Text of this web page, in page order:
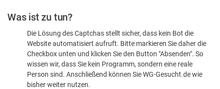
sind
Was ist zu tun?
Die Lösung des Captchas stellt sicher, dass kein Bot die
Website automatisiert aufruft. Bitte markieren Sie daher die
Checkbox unten und klicken Sie den Button "Absenden". So
wissen wir, dass Sie kein Programm, sondern eine reale
Person sind. Anschließend können Sie WG-Gesucht.de wie
bisher weiter nutzen.